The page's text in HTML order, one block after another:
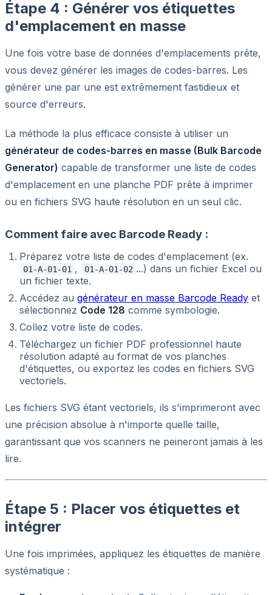
Étape 4 : Générer vos étiquettes
d'emplacement en masse
Une fois votre base de données d'emplacements prête,
vous devez générer les images de codes-barres. Les
générer une par une est extrêmement fastidieux et
source d'erreurs.
La méthode la plus efficace consiste à utiliser un
générateur de codes-barres en masse (Bulk Barcode
Generator) capable de transformer une liste de codes
d'emplacement en une planche PDF prête à imprimer
ou en fichiers SVG haute résolution en un seul clic.
Comment faire avec Barcode Ready :
Préparez votre liste de codes d'emplacement (ex.
01-A-01-01 , 01-A-01-02 ...) dans un fichier Excel ou
un fichier texte.
Accédez au générateur en masse Barcode Ready et
sélectionnez Code 128 comme symbologie.
Collez votre liste de codes.
Téléchargez un fichier PDF professionnel haute
résolution adapté au format de vos planches
d'étiquettes, ou exportez les codes en fichiers SVG
vectoriels.
Les fichiers SVG étant vectoriels, ils s'imprimeront avec
une précision absolue à n'importe quelle taille,
garantissant que vos scanners ne peineront jamais à les
lire.
Étape 5 : Placer vos étiquettes et
intégrer
Une fois imprimées, appliquez les étiquettes de manière
systématique :